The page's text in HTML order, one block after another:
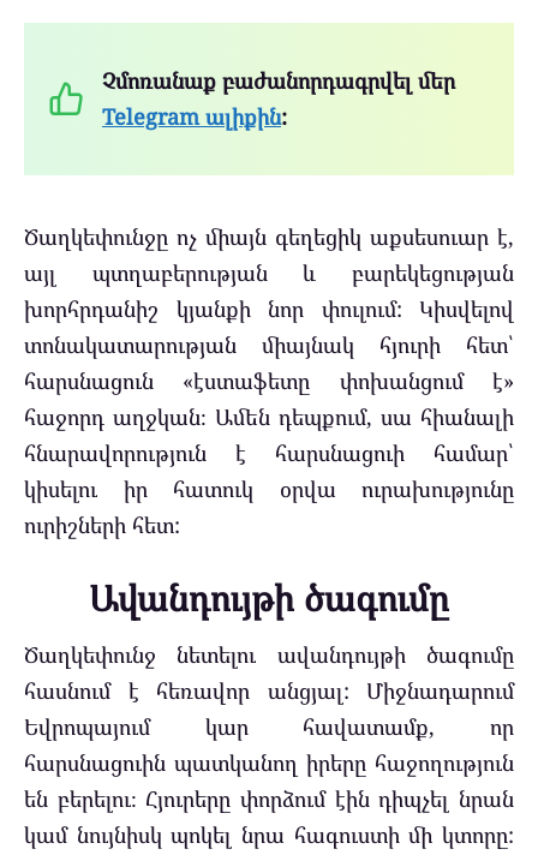
Չմոռանաք բաժանորդագրվել մեր
Telegram ալիքին:
Ծաղկեփունջը ոչ միայն գեղեցիկ աքսեսուար է,
այլ պտղաբերության և բարեկեցության
խորհրդանիշ կյանքի նոր փուլում: Կիսվելով
տոնակատարության միայնակ հյուրի հետ՝
հարսնացուն «էստաֆետը փոխանցում է»
հաջորդ աղջկան։ Ամեն դեպքում, սա հիանալի
հնարավորություն է հարսնացուի համար՝
կիսելու իր հատուկ օրվա ուրախությունը
ուրիշների հետ:
Ավանդույթի ծագումը
Ծաղկեփունջ նետելու ավանդույթի ծագումը
հասնում է հեռավոր անցյալ: Միջնադարում
Եվրոպայում կար հավատամք, որ
հարսնացուին պատկանող իրերը հաջողություն
են բերելու։ Հյուրերը փորձում էին դիպչել նրան
կամ նույնիսկ պոկել նրա հագուստի մի կտորը: